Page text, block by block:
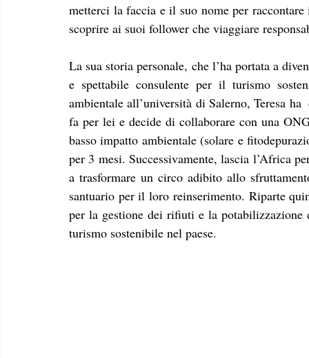
metterci la faccia e il suo nome per
scoprire ai suoi follower che viaggiare
La sua storia personale, che l’ha portata a
e spettabile consulente per il turismo
ambientale all’università di Salerno, Teresa
fa per lei e decide di collaborare con una
basso impatto ambientale (solare e
per 3 mesi. Successivamente, lascia l’Africa
a trasformare un circo adibito allo
santuario per il loro reinserimento. Riparte
per la gestione dei rifiuti e la
turismo sostenibile nel paese.